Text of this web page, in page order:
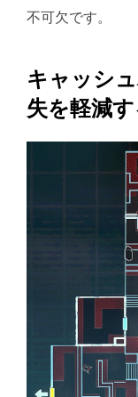
不可欠です。
キャッシ
失を軽減